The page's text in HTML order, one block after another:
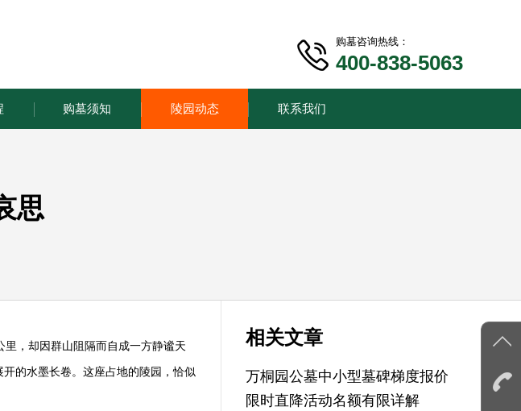
购墓咨询热线：
400-838-5063
购墓须知 陵园动态 联系我们
思
里，却因群山阻隔而自成一方静谧天
的水墨长卷。这座占地的陵园，恰似
相关文章
万桐园公墓中小型墓碑梯度报价
限时直降活动名额有限详解